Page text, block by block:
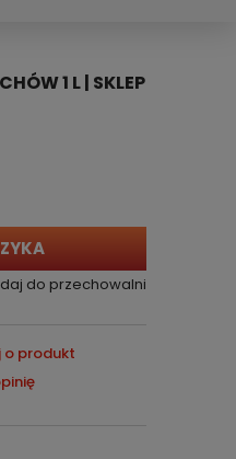
1 L | SKLEP
do przechowalni
produkt